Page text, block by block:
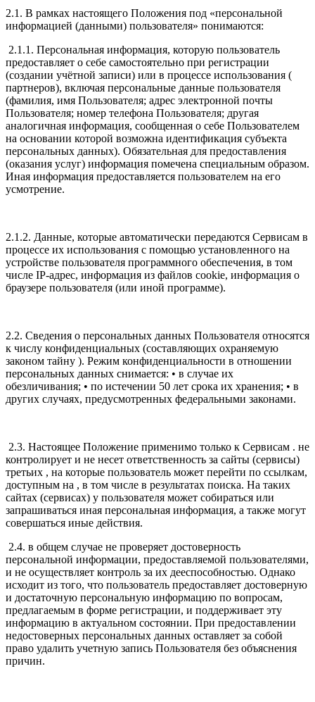
2.1. В рамках настоящего Положения под «персональной
информацией (данными) пользователя» понимаются:
2.1.1. Персональная информация, которую пользователь
предоставляет о себе самостоятельно при регистрации
(создании учётной записи) или в процессе использования (
партнеров), включая персональные данные пользователя
(фамилия, имя Пользователя; адрес электронной почты
Пользователя; номер телефона Пользователя; другая
аналогичная информация, сообщенная о себе Пользователем
на основании которой возможна идентификация субъекта
персональных данных). Обязательная для предоставления
(оказания услуг) информация помечена специальным образом.
Иная информация предоставляется пользователем на его
усмотрение.
2.1.2. Данные, которые автоматически передаются Сервисам в
процессе их использования с помощью установленного на
устройстве пользователя программного обеспечения, в том
числе IP-адрес, информация из файлов cookie, информация о
браузере пользователя (или иной программе).
2.2. Сведения о персональных данных Пользователя относятся
к числу конфиденциальных (составляющих охраняемую
законом тайну ). Режим конфиденциальности в отношении
персональных данных снимается: • в случае их
обезличивания; • по истечении 50 лет срока их хранения; • в
других случаях, предусмотренных федеральными законами.
2.3. Настоящее Положение применимо только к Сервисам . не
контролирует и не несет ответственность за сайты (сервисы)
третьих , на которые пользователь может перейти по ссылкам,
доступным на , в том числе в результатах поиска. На таких
сайтах (сервисах) у пользователя может собираться или
запрашиваться иная персональная информация, а также могут
совершаться иные действия.
2.4. в общем случае не проверяет достоверность
персональной информации, предоставляемой пользователями,
и не осуществляет контроль за их дееспособностью. Однако
исходит из того, что пользователь предоставляет достоверную
и достаточную персональную информацию по вопросам,
предлагаемым в форме регистрации, и поддерживает эту
информацию в актуальном состоянии. При предоставлении
недостоверных персональных данных оставляет за собой
право удалить учетную запись Пользователя без объяснения
причин.